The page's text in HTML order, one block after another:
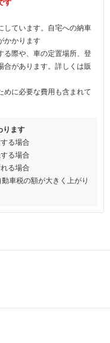
す
ています。自宅への納車
かかります
際や、車の定置場所、登
合があります。詳しくは販
に必要な費用も含まれて
ります
る場合
る場合
る場合
車税の額が大きく上がり